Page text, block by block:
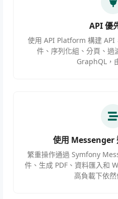
API 優
使用 API Platform 構建
件、序列化組、分頁、過
GraphQL，
使用 Messenger
繁重操作通過 Symfony
件、生成 PDF、資料匯入和
高負載下依然